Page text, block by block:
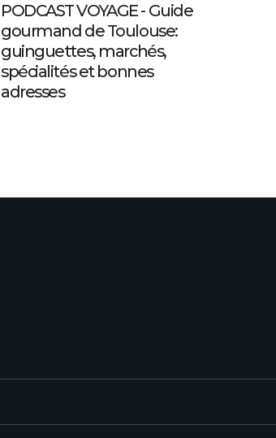
PODCAST VOYAGE - Guide
gourmand de Toulouse:
guinguettes, marchés,
spécialités et bonnes
adresses